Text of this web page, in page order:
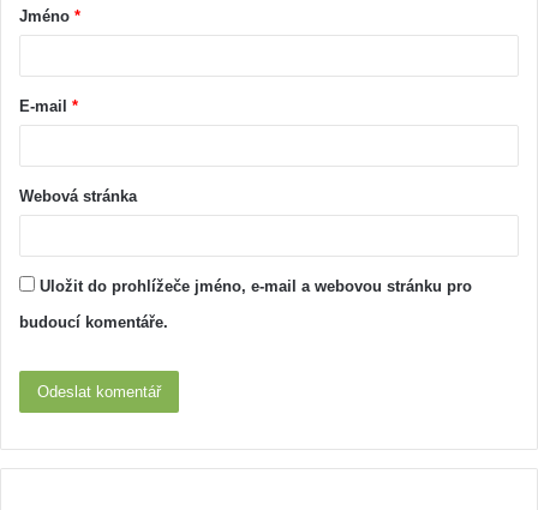
Jméno *
E-mail *
Webová stránka
Uložit do prohlížeče jméno, e-mail a webovou stránku pro
budoucí komentáře.